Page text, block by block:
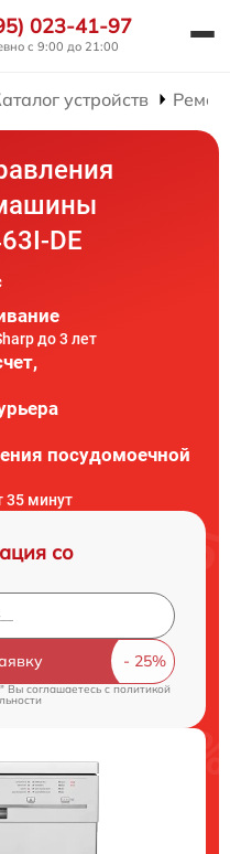
023-41-97
с 9:00 до 21:00
устройств
DE
до 3 лет
посудомоечной
35 минут
со
Вы соглашаетесь cполитикой